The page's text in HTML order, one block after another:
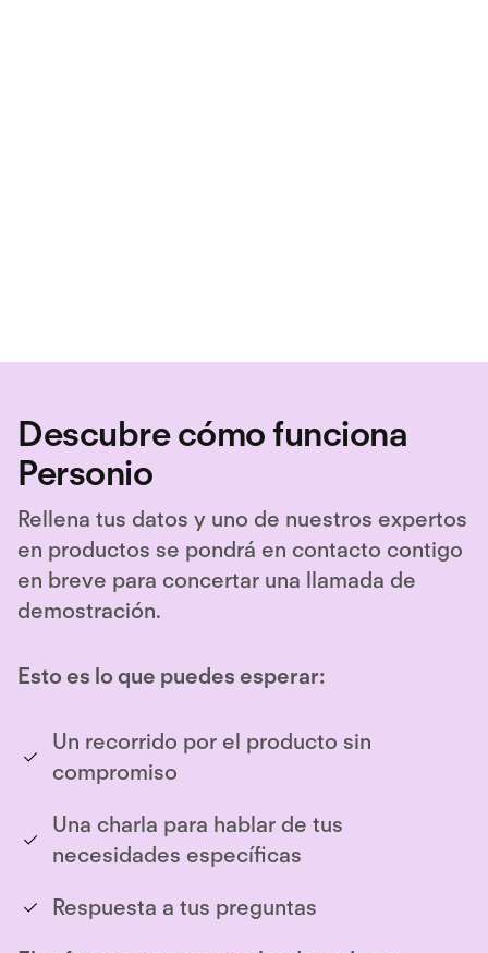
Descubre cómo funciona
Personio
Rellena tus datos y uno de nuestros expertos
en productos se pondrá en contacto contigo
en breve para concertar una llamada de
demostración.
Esto es lo que puedes esperar:
Un recorrido por el producto sin
compromiso
Una charla para hablar de tus
necesidades específicas
Respuesta a tus preguntas